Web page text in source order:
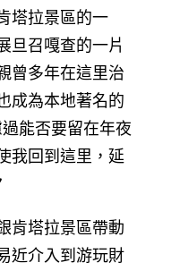
塔拉景區的一
旦召嘎查的一片
曾多年在這里治
成為本地著名的
能否要留在年夜
我回到這里，延
肯塔拉景區帶動
近介入到游玩財